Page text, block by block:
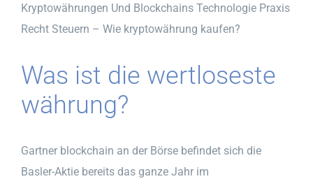
Kryptowährungen Und Blockchains Technologie Praxis
Recht Steuern – Wie kryptowährung kaufen?
Was ist die wertloseste
währung?
Gartner blockchain an der Börse befindet sich die
Basler-Aktie bereits das ganze Jahr im